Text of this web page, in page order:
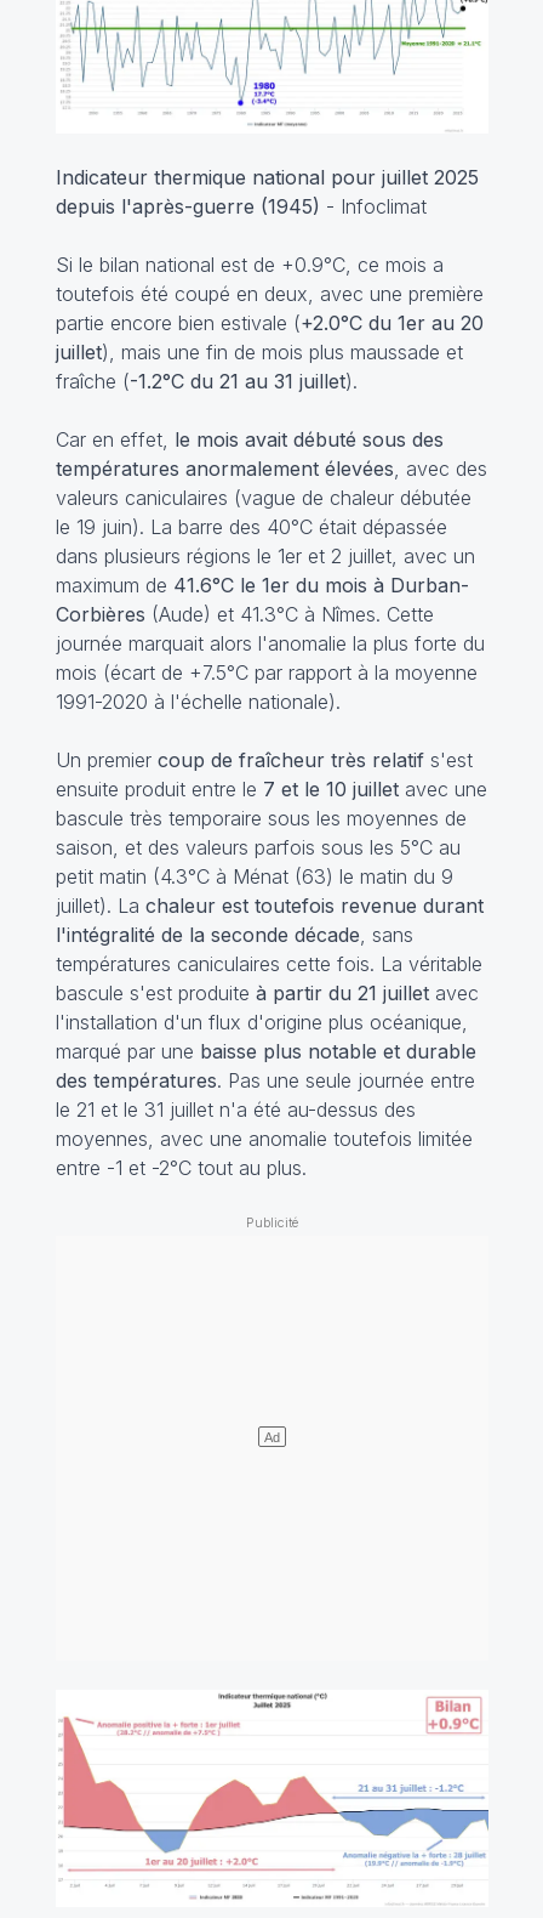
Indicateur thermique national pour juillet 2025
depuis l'après-guerre (1945) - Infoclimat
Si le bilan national est de +0.9°C, ce mois a
toutefois été coupé en deux, avec une première
partie encore bien estivale (+2.0°C du 1er au 20
juillet), mais une fin de mois plus maussade et
fraîche (-1.2°C du 21 au 31 juillet).
Car en effet, le mois avait débuté sous des
températures anormalement élevées, avec des
valeurs caniculaires (vague de chaleur débutée
le 19 juin). La barre des 40°C était dépassée
dans plusieurs régions le 1er et 2 juillet, avec un
maximum de 41.6°C le 1er du mois à Durban-
Corbières (Aude) et 41.3°C à Nîmes. Cette
journée marquait alors l'anomalie la plus forte du
mois (écart de +7.5°C par rapport à la moyenne
1991-2020 à l'échelle nationale).
Un premier coup de fraîcheur très relatif s'est
ensuite produit entre le 7 et le 10 juilletavec une
bascule très temporaire sous les moyennes de
saison, et des valeurs parfois sous les 5°C au
petit matin (4.3°C à Ménat (63) le matin du 9
juillet). La chaleur est toutefois revenue durant
l'intégralité de la seconde décade, sans
températures caniculaires cette fois. La véritable
bascule s'est produite à partir du 21 juilletavec
l'installation d'un flux d'origine plus océanique,
marqué par une baisse plus notable et durable
des températures. Pas une seule journée entre
le 21 et le 31 juillet n'a été au-dessus des
moyennes, avec une anomalie toutefois limitée
entre -1 et -2°C tout au plus.